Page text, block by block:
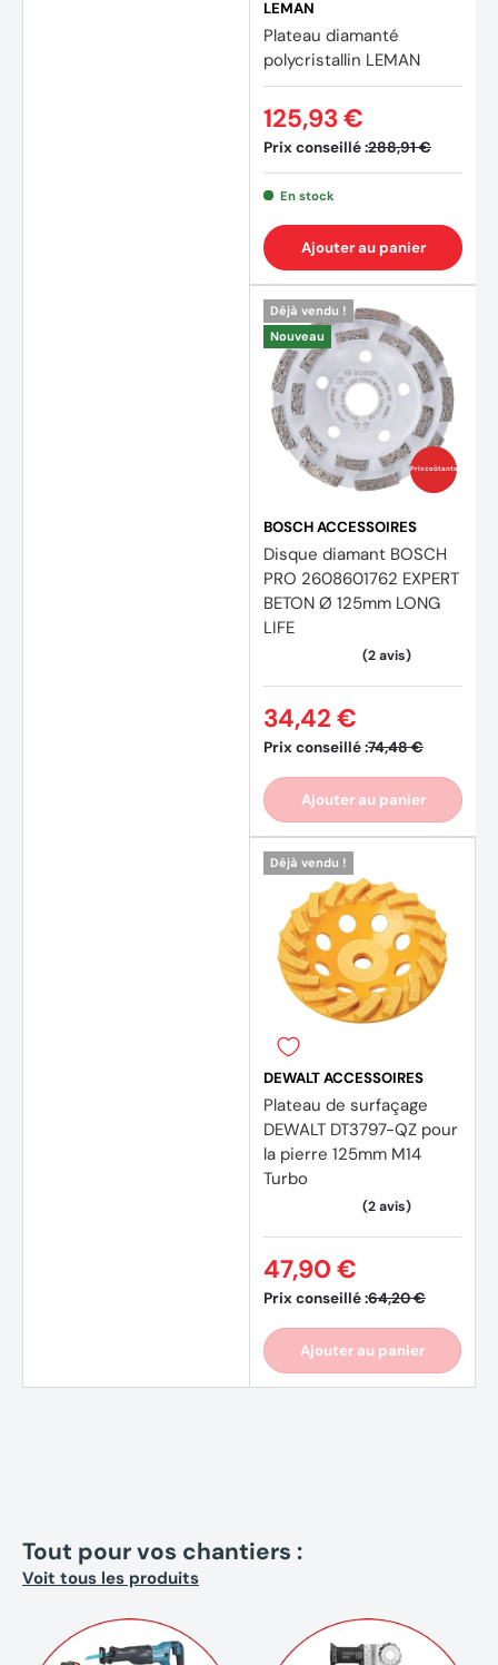
LEMAN
Plateau diamanté
polycristallin LEMAN
Prix conseillé :288,91 €
125,93 €
En stock
Ajouter au panier
Prix coûtants
Déjà vendu !
Nouveau
BOSCH ACCESSOIRES
Disque diamant BOSCH
PRO 2608601762 EXPERT
BETON Ø 125mm LONG
LIFE
Prix conseillé :74,48 €
34,42 €
Ajouter au panier
Déjà vendu !
DEWALT ACCESSOIRES
Plateau de surfaçage
DEWALT DT3797-QZ pour
la pierre 125mm M14
Turbo
Prix conseillé :64,20 €
47,90 €
Ajouter au panier
Tout pour vos chantiers :
Voit tous les produits